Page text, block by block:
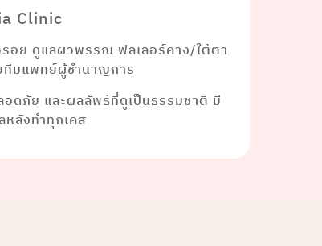
Clinic
อย ดูแลผิวพรรณ ฟิลเลอร์คาง/ใต้ตา
ทีมแพทย์ผู้ชำนาญการ
ดภัย และผลลัพธ์ที่ดูเป็นธรรมชาติ มี
ลังทำทุกเคส